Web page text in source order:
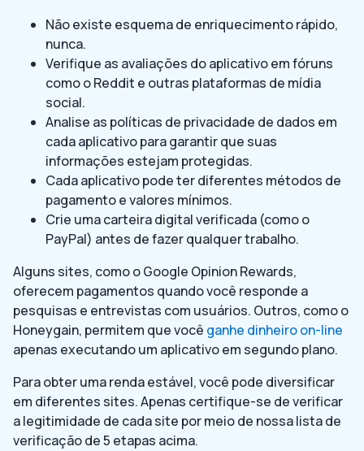
Não existe esquema de enriquecimento rápido,
nunca.
Verifique as avaliações do aplicativo em fóruns
como o Reddit e outras plataformas de mídia
social.
Analise as políticas de privacidade de dados em
cada aplicativo para garantir que suas
informações estejam protegidas.
Cada aplicativo pode ter diferentes métodos de
pagamento e valores mínimos.
Crie uma carteira digital verificada (como o
PayPal) antes de fazer qualquer trabalho.
Alguns sites, como o Google Opinion Rewards,
oferecem pagamentos quando você responde a
pesquisas e entrevistas com usuários. Outros, como o
Honeygain, permitem que você ganhe dinheiro on-line
apenas executando um aplicativo em segundo plano.
Para obter uma renda estável, você pode diversificar
em diferentes sites. Apenas certifique-se de verificar
a legitimidade de cada site por meio de nossa lista de
verificação de 5 etapas acima.